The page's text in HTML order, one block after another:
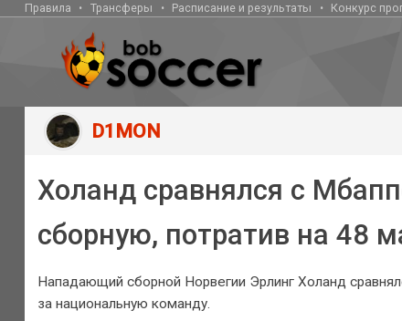
Правила Трансферы Расписание и результаты Конкурс
D1MON
Холанд сравнялся с
сборную, потратив на 48
Нападающий сборной Норвегии Эрлинг Холанд
за национальную команду.